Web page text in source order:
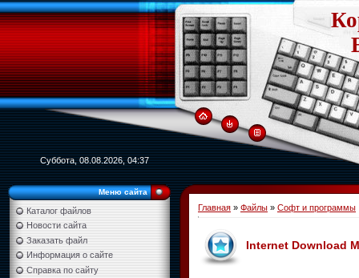
Суббота, 08.08.2026, 04:37
Меню сайта
Каталог файлов
Новости сайта
Заказать файл
Информация о сайте
Справка по сайту
Главная » Файлы » Софт и программы
Internet Download